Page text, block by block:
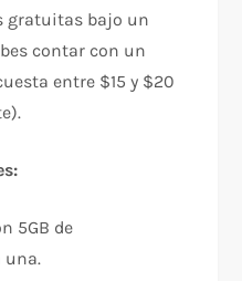
gratuitas bajo un
contar con un
entre $15 y $20
5GB de
una.